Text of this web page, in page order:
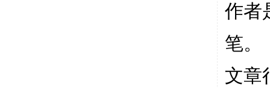
作者
笔。
文章